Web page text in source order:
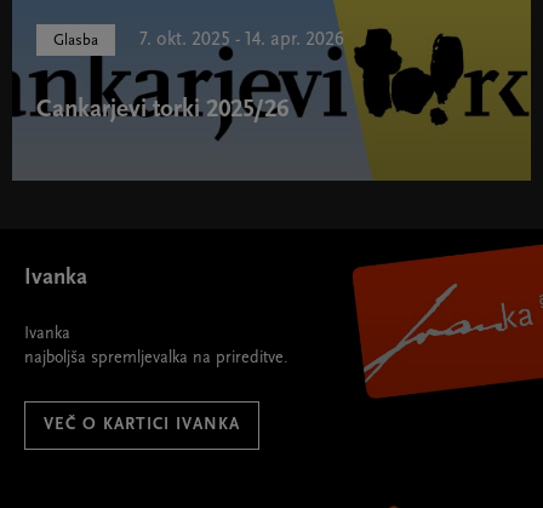
Glasba 7. okt. 2025 - 14. apr. 2026
Cankarjevi torki 2025/26
Ivanka
Ivanka
najboljša spremljevalka na prireditve.
VEČ O KARTICI IVANKA